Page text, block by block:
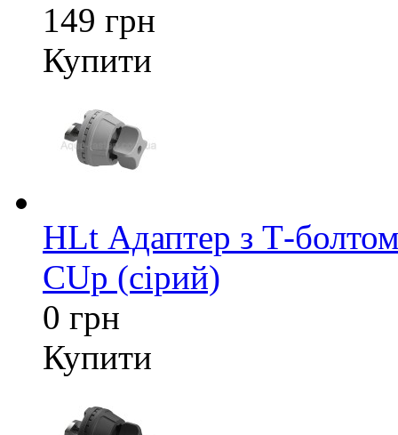
149 грн
Купити
HLt Адаптер з Т-
CUp (сірий)
0 грн
Купити